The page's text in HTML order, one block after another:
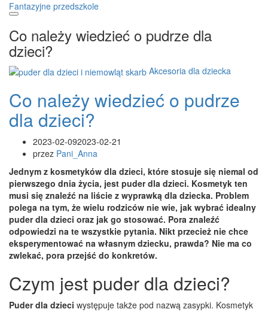
Przejdź
treści
Fantazyjne przedszkole
Co należy wiedzieć o pudrze dla
dzieci?
Akcesoria dla dziecka
Co należy wiedzieć o pudrze
dla dzieci?
2023-02-092023-02-21
przez Pani_Anna
Jednym z kosmetyków dla dzieci, które stosuje się niemal od
pierwszego dnia życia, jest puder dla dzieci. Kosmetyk ten
musi się znaleźć na liście z wyprawką dla dziecka. Problem
polega na tym, że wielu rodziców nie wie, jak wybrać idealny
puder dla dzieci oraz jak go stosować. Pora znaleźć
odpowiedzi na te wszystkie pytania. Nikt przecież nie chce
eksperymentować na własnym dziecku, prawda? Nie ma co
zwlekać, pora przejść do konkretów.
Czym jest puder dla dzieci?
Puder dla dzieci występuje także pod nazwą zasypki. Kosmetyk